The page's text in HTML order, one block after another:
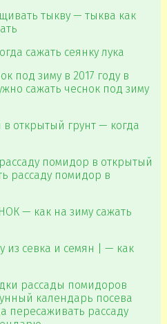
тыкву — тыква как
сажать сеянку лука
под зиму в 2017 году в
сажать чеснок под зиму
открытый грунт — когда
помидор в открытый
рассаду помидор в
— как на зиму сажать
из севка и семян | — как
рассады помидоров
календарь посева
пересаживать рассаду